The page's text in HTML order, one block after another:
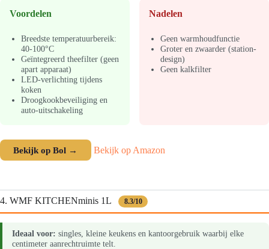
Voordelen
Breedste temperatuurbereik:
40-100°C
Geïntegreerd theefilter (geen
apart apparaat)
LED-verlichting tijdens
koken
Droogkookbeveiliging en
auto-uitschakeling
Nadelen
Geen warmhoudfunctie
Groter en zwaarder (station-
design)
Geen kalkfilter
Bekijk op Bol → Bekijk op Amazon
4. WMF KITCHENminis 1L 8.3/10
Ideaal voor: singles, kleine keukens en kantoorgebruik waarbij elke
centimeter aanrechtruimte telt.